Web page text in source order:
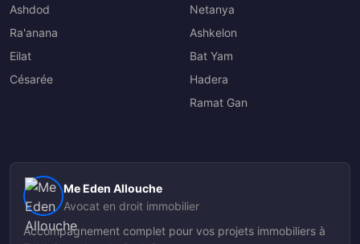
Ashdod
Ra'anana
Eilat
Césarée
Netanya
Ashkelon
Bat Yam
Hadera
Ramat Gan
Me Eden Allouche
Avocat en droit immobilier
Accompagnement complet pour vos projets immobiliers à